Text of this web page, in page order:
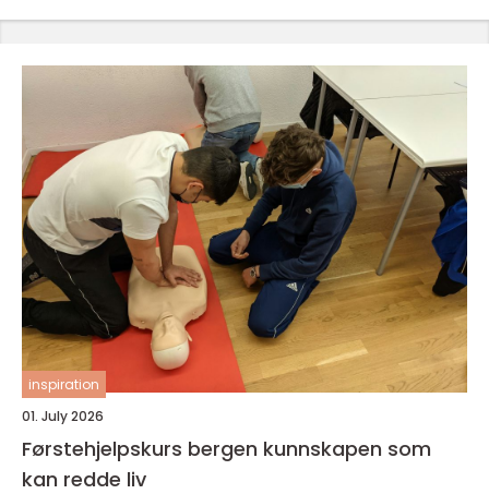
inspiration
01. July 2026
Førstehjelpskurs bergen kunnskapen som
kan redde liv